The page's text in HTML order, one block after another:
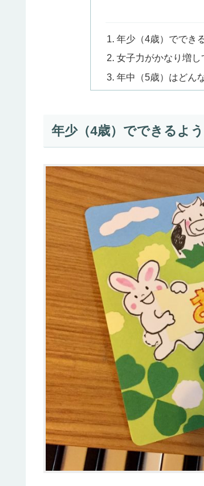
年少（4歳）ででき
女子力がかなり増し
年中（5歳）はどん
年少（4歳）でできるよ